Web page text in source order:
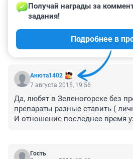
9 августа 2015, 17:06
Вопиющий случай.ХАЛАТНОСТЬ
больницах есть вся
обследования и установления
диагноза.Она стоит пылится,а
"на глаз" и лечат неизвестно
обследовать ребенка перед
Анюта1402
Получай награды за
задания!
Подробнее в
7 августа 2015, 19:56
Да, любят в Зеленогорске без
препараты разные ставить (
И отношение последнее время
Очень жалко родителей
Гость